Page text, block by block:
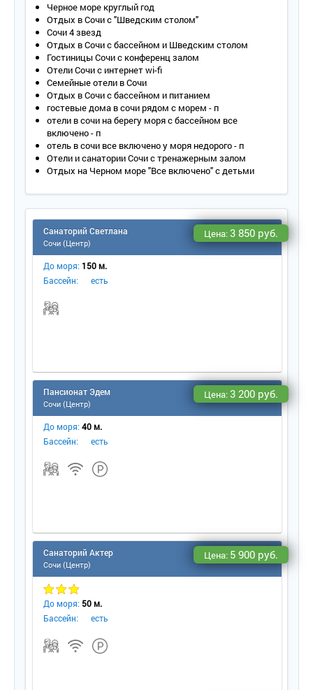
Черное море круглый год
Отдых в Сочи с "Шведским столом"
Сочи 4 звезд
Отдых в Сочи с бассейном и Шведским столом
Гостиницы Сочи с конференц залом
Отели Сочи с интернет wi-fi
Семейные отели в Сочи
Отдых в Сочи с бассейном и питанием
гостевые дома в сочи рядом с морем - п
отели в сочи на берегу моря с бассейном все
включено - п
отель в сочи все включено у моря недорого - п
Отели и санатории Сочи с тренажерным залом
Отдых на Черном море "Все включено" с детьми
Санаторий Светлана
Сочи (Центр)
Цена:3 850 руб.
До моря: 150 м.
Бассейн:
есть
Пансионат Эдем
Сочи (Центр)
Цена:3 200 руб.
До моря: 40 м.
Бассейн:
есть
Санаторий Актер
Сочи (Центр)
Цена: 5 900 руб.
До моря: 50 м.
Бассейн:
есть